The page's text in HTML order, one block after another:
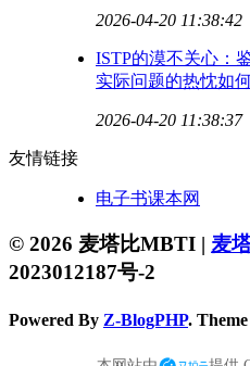
2026-04-20 11:38:42
ISTP的漠不关心：
实际问题的热忱如
2026-04-20 11:38:37
友情链接
电子书课本网
© 2026 麦塔比MBTI | 麦
2023012187号-2
Powered By Z-BlogPHP.